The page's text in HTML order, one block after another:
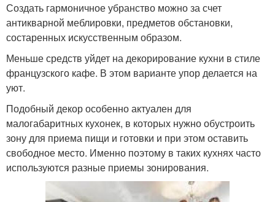
Создать гармоничное убранство можно за счет
антикварной меблировки, предметов обстановки,
состаренных искусственным образом.
Меньше средств уйдет на декорирование кухни в стиле
французского кафе. В этом варианте упор делается на
уют.
Подобный декор особенно актуален для
малогабаритных кухонек, в которых нужно обустроить
зону для приема пищи и готовки и при этом оставить
свободное место. Именно поэтому в таких кухнях часто
используются разные приемы зонирования.